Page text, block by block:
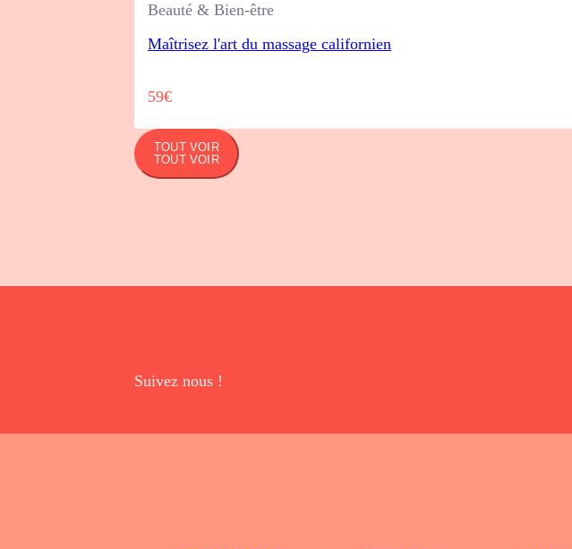
Beauté & Bien-être
Maîtrisez l'art du massage californien
59€
TOUT VOIR
TOUT VOIR
Suivez nous !